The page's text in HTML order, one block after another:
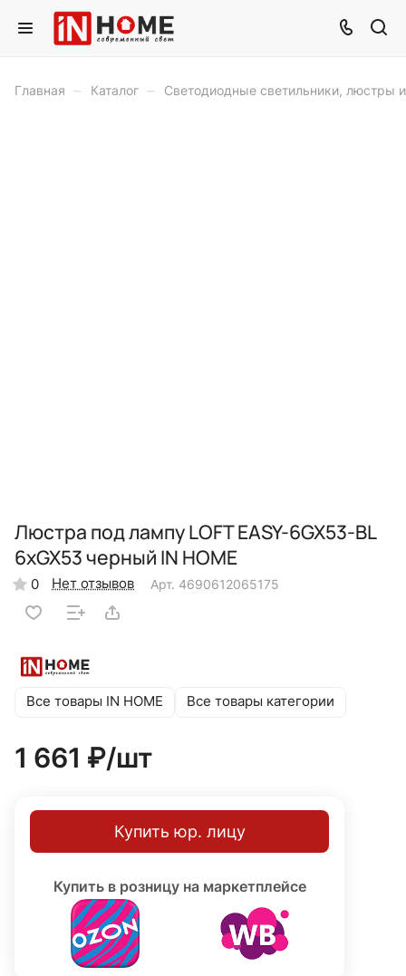
Главная – Каталог – Светодиодные светильники, люстры
Люстра под лампу LOFT EASY-6GX53-BL
6хGX53 черный IN HOME
0 Нет отзывов Арт. 4690612065175
Все товары IN HOME Все товары категории
1 661 ₽/шт
Купить юр. лицу
Купить в розницу на маркетплейсе